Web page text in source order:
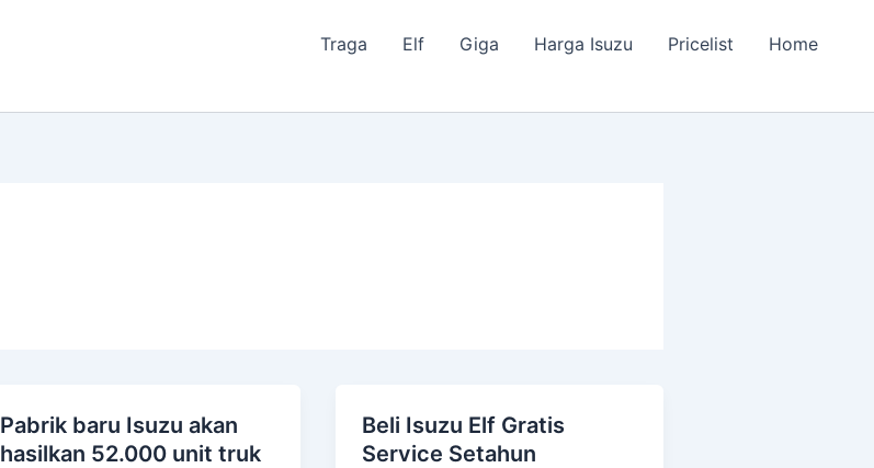
Traga Elf Giga Harga Isuzu Pricelist Home
Pabrik baru Isuzu akan
hasilkan 52.000 unit truk
Pabrik
baru
Beli Isuzu Elf Gratis
Service Setahun
Beli
Isuzu